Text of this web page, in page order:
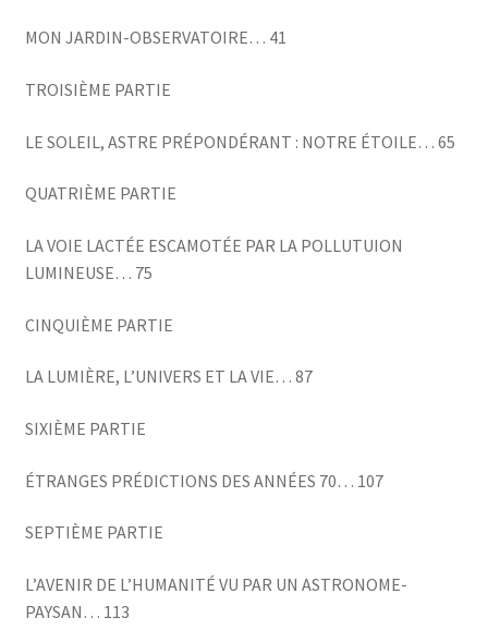
MON JARDIN-OBSERVATOIRE… 41
TROISIÈME PARTIE
LE SOLEIL, ASTRE PRÉPONDÉRANT : NOTRE ÉTOILE… 65
QUATRIÈME PARTIE
LA VOIE LACTÉE ESCAMOTÉE PAR LA POLLUTUION
LUMINEUSE… 75
CINQUIÈME PARTIE
LA LUMIÈRE, L’UNIVERS ET LA VIE… 87
SIXIÈME PARTIE
ÉTRANGES PRÉDICTIONS DES ANNÉES 70… 107
SEPTIÈME PARTIE
L’AVENIR DE L’HUMANITÉ VU PAR UN ASTRONOME-
PAYSAN… 113